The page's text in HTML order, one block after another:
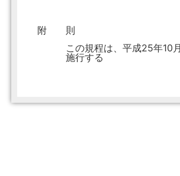
附 則
この規程は、平成25年10
施行する